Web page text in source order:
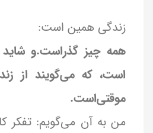
زندگی همین است:
همه چیز گذراست.و
است، که می‌گویند از
موقتی‌است.
من به آن می‌گویم: تفکر